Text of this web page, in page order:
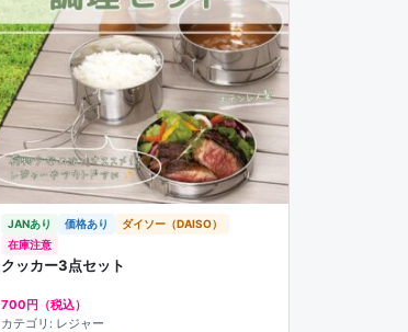
JANあり 価格あり
ダイソー（DAISO）
在庫注意
クッカー3点セット
700円（税込）
カテゴリ: レジャー